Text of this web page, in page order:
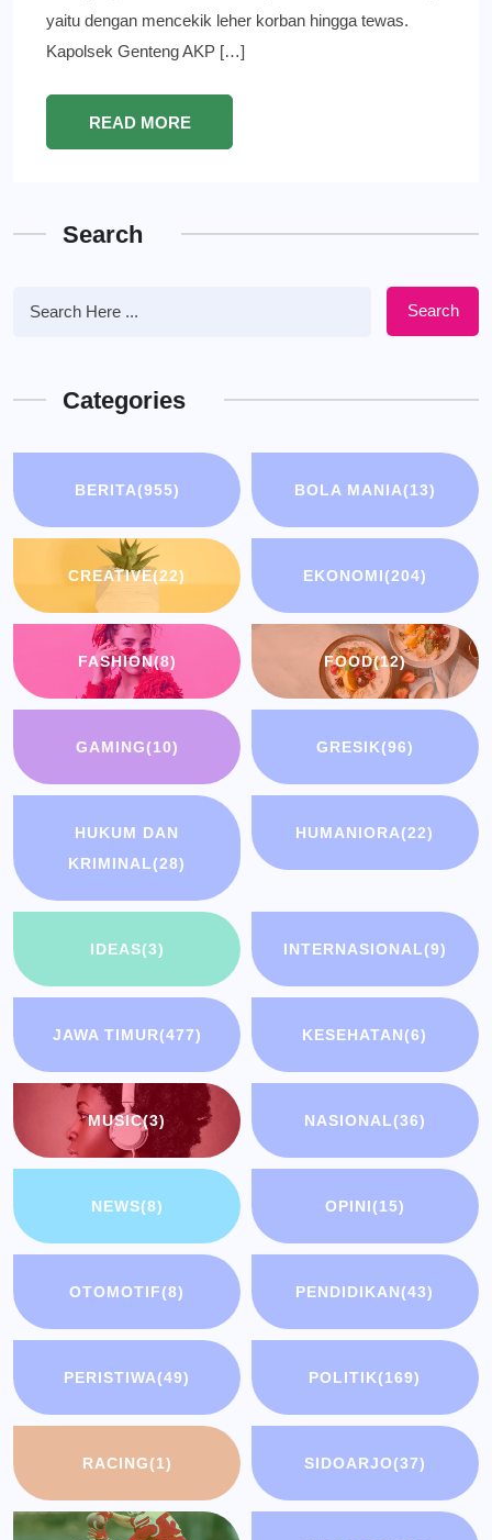
yaitu dengan mencekik leher korban hingga tewas.
Kapolsek Genteng AKP […]
READ MORE
Search
Search
Categories
BERITA(955) BOLA MANIA(13)
CREATIVE(22) EKONOMI(204)
FASHION(8) FOOD(12)
GAMING(10) GRESIK(96)
HUKUM DAN
KRIMINAL(28)
HUMANIORA(22)
IDEAS(3) INTERNASIONAL(9)
JAWA TIMUR(477) KESEHATAN(6)
MUSIC(3) NASIONAL(36)
NEWS(8) OPINI(15)
OTOMOTIF(8) PENDIDIKAN(43)
PERISTIWA(49) POLITIK(169)
RACING(1) SIDOARJO(37)